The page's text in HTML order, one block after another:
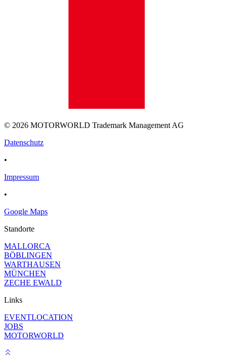
© 2026 MOTORWORLD Trademark Management AG
Datenschutz
•
Impressum
•
Google Maps
Standorte
MALLORCA
BÖBLINGEN
WARTHAUSEN
MÜNCHEN
ZECHE EWALD
Links
EVENTLOCATION
JOBS
MOTORWORLD